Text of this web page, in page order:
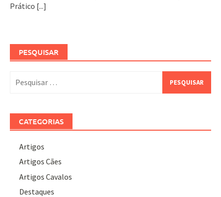
Prático [...]
PESQUISAR
por:
CATEGORIAS
Artigos
Artigos Cães
Artigos Cavalos
Destaques